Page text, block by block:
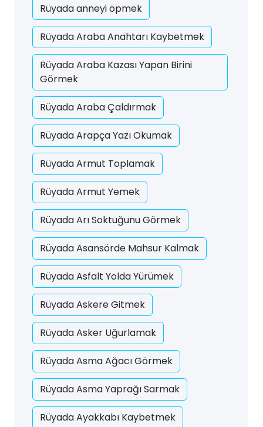
Rüyada anneyi öpmek
Rüyada Araba Anahtarı Kaybetmek
Rüyada Araba Kazası Yapan Birini
Görmek
Rüyada Araba Çaldırmak
Rüyada Arapça Yazı Okumak
Rüyada Armut Toplamak
Rüyada Armut Yemek
Rüyada Arı Soktuğunu Görmek
Rüyada Asansörde Mahsur Kalmak
Rüyada Asfalt Yolda Yürümek
Rüyada Askere Gitmek
Rüyada Asker Uğurlamak
Rüyada Asma Ağacı Görmek
Rüyada Asma Yaprağı Sarmak
Rüyada Ayakkabı Kaybetmek